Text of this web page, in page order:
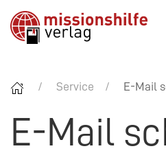
Service E-Mail
E-Mail